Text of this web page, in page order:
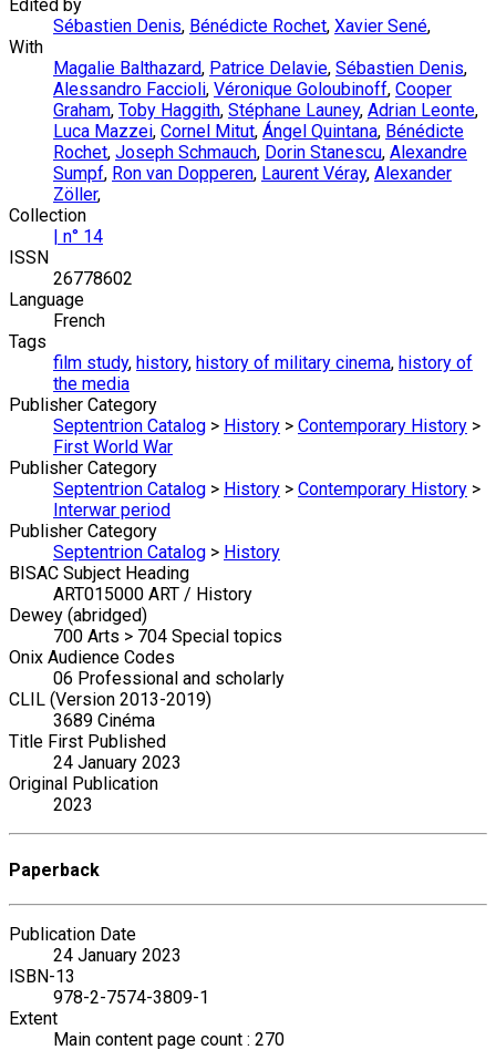
Edited by
Sébastien Denis, Bénédicte Rochet, Xavier Sené,
With
Magalie Balthazard, Patrice Delavie, Sébastien Denis,
Alessandro Faccioli, Véronique Goloubinoff, Cooper
Graham, Toby Haggith, Stéphane Launey, Adrian Leonte,
Luca Mazzei, Cornel Mitut, Ángel Quintana, Bénédicte
Rochet, Joseph Schmauch, Dorin Stanescu, Alexandre
Sumpf, Ron van Dopperen, Laurent Véray, Alexander
Zöller,
Collection
| n° 14
ISSN
26778602
Language
French
Tags
film study, history, history of military cinema, history of
the media
Publisher Category
Septentrion Catalog > History > Contemporary History >
First World War
Publisher Category
Septentrion Catalog > History > Contemporary History >
Interwar period
Publisher Category
Septentrion Catalog > History
BISAC Subject Heading
ART015000 ART / History
Dewey (abridged)
700 Arts > 704 Special topics
Onix Audience Codes
06 Professional and scholarly
CLIL (Version 2013-2019)
3689 Cinéma
Title First Published
24 January 2023
Original Publication
2023
Paperback
Publication Date
24 January 2023
ISBN-13
978-2-7574-3809-1
Extent
Main content page count : 270